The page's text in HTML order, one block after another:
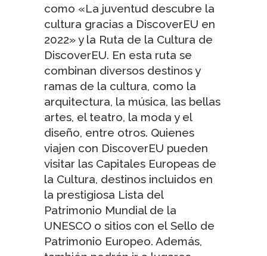
como «La juventud descubre la
cultura gracias a DiscoverEU en
2022» y la Ruta de la Cultura de
DiscoverEU. En esta ruta se
combinan diversos destinos y
ramas de la cultura, como la
arquitectura, la música, las bellas
artes, el teatro, la moda y el
diseño, entre otros. Quienes
viajen con DiscoverEU pueden
visitar las Capitales Europeas de
la Cultura, destinos incluidos en
la prestigiosa Lista del
Patrimonio Mundial de la
UNESCO o sitios con el Sello de
Patrimonio Europeo. Además,